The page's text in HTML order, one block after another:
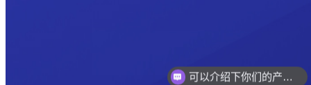
你们是怎么收费的呢